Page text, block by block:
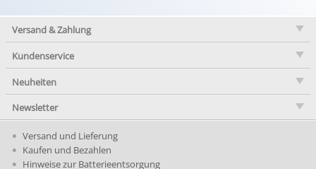
Versand & Zahlung
Kundenservice
Neuheiten
Newsletter
Versand und Lieferung
Kaufen und Bezahlen
Hinweise zur Batterieentsorgung